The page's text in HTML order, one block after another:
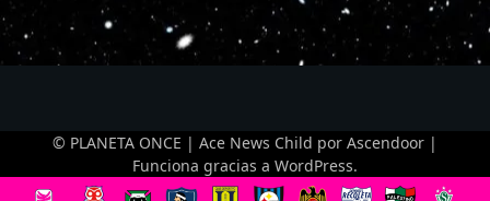
© PLANETA ONCE | Ace News Child por Ascendoor |
Funciona gracias a WordPress.